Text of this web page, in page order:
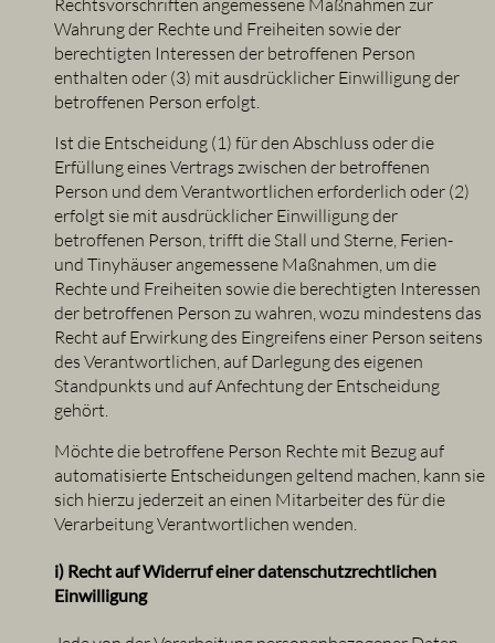
Wahrung der Rechte und Freiheiten sowie der
berechtigten Interessen der betroffenen Person
enthalten oder (3) mit ausdrücklicher Einwilligung der
betroffenen Person erfolgt.
Ist die Entscheidung (1) für den Abschluss oder die
Erfüllung eines Vertrags zwischen der betroffenen
Person und dem Verantwortlichen erforderlich oder (2)
erfolgt sie mit ausdrücklicher Einwilligung der
betroffenen Person, trifft die Stall und Sterne, Ferien-
und Tinyhäuser angemessene Maßnahmen, um die
Rechte und Freiheiten sowie die berechtigten Interessen
der betroffenen Person zu wahren, wozu mindestens das
Recht auf Erwirkung des Eingreifens einer Person seitens
des Verantwortlichen, auf Darlegung des eigenen
Standpunkts und auf Anfechtung der Entscheidung
gehört.
Möchte die betroffene Person Rechte mit Bezug auf
automatisierte Entscheidungen geltend machen, kann sie
sich hierzu jederzeit an einen Mitarbeiter des für die
Verarbeitung Verantwortlichen wenden.
i) Recht auf Widerruf einer datenschutzrechtlichen
Einwilligung